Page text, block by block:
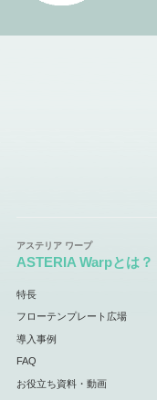
ASTERIA Warpとは？
特長
フローテンプレート広場
導入事例
FAQ
お役立ち資料・動画